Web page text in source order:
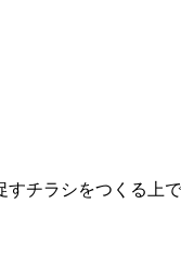
チラシをつくる上